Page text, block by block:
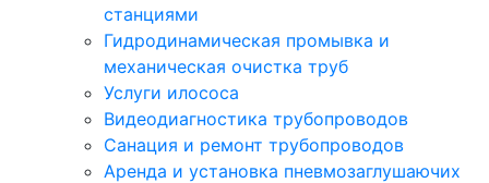
станциями
Гидродинамическая промывка и
механическая очистка труб
Услуги илососа
Видеодиагностика трубопроводов
Санация и ремонт трубопроводов
Аренда и установка пневмозаглушаючих